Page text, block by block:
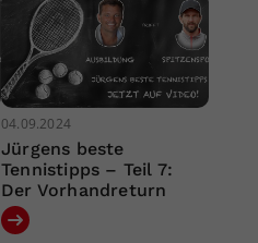
04.09.2024
Jürgens beste
Tennistipps – Teil 7:
Der Vorhandreturn